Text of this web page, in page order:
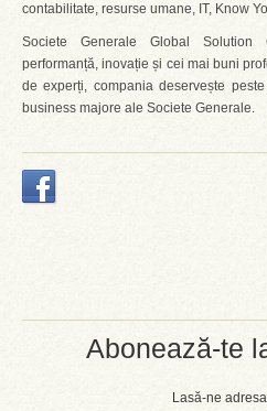
Abonează-te
Lasă-ne
contabilitate, resurse umane, IT, Know
Societe Generale Global Solution
performanță, inovație și cei mai buni
de experți, compania deservește
business majore ale Societe Generale.